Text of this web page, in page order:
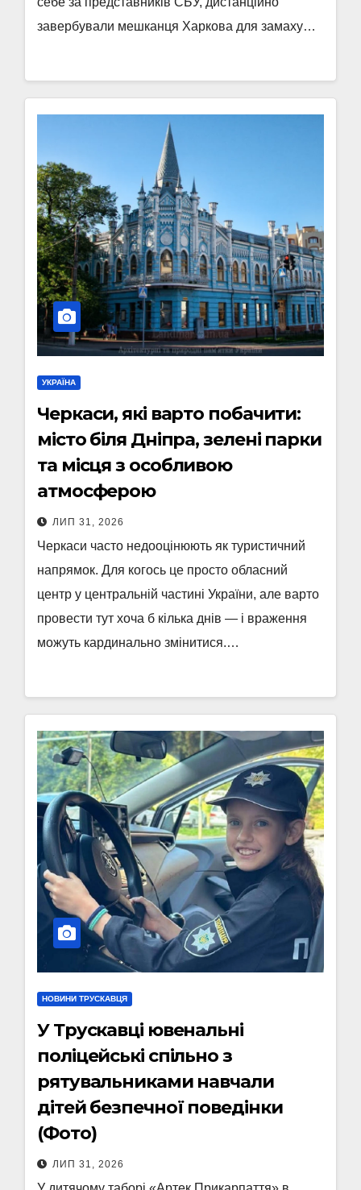
завербували мешканця Харкова для замаху…
УКРАЇНА
Черкаси, які варто побачити:
місто біля Дніпра, зелені парки
та місця з особливою
атмосферою
ЛИП 31, 2026
Черкаси часто недооцінюють як туристичний
напрямок. Для когось це просто обласний
центр у центральній частині України, але варто
провести тут хоча б кілька днів — і враження
можуть кардинально змінитися.…
НОВИНИ ТРУСКАВЦЯ
У Трускавці ювенальні
поліцейські спільно з
рятувальниками навчали
дітей безпечної поведінки
(Фото)
ЛИП 31, 2026